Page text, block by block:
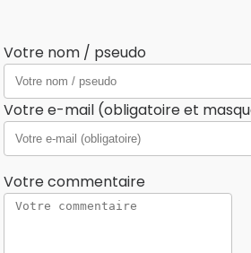
Votre nom / pseudo
Votre e-mail (obligatoire et
Votre commentaire